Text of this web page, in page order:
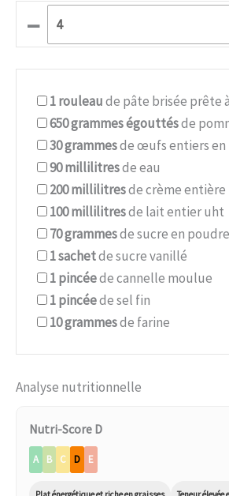
–
1rouleaude pâte brisée prête
650grammes égouttésde
30grammesde œufs entiers en
90millilitresde eau
200millilitresde crème
100millilitresde lait entier uht
70grammesde sucre en poudre
1sachetde sucre vanillé
1pincéede cannelle moulue
1pincéede sel fin
10grammesde farine
Analyse nutritionnelle
Nutri-Score D
A B C D E